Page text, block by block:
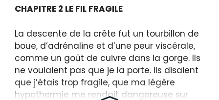
CHAPITRE 2 LE FIL FRAGILE
La descente de la crête fut un tourbillon de
boue, d’adrénaline et d’une peur viscérale,
comme un goût de cuivre dans la gorge. Ils
ne voulaient pas que je la porte. Ils disaient
que j’étais trop fragile, que ma légère
hypothermie me rendait dangereuse sur